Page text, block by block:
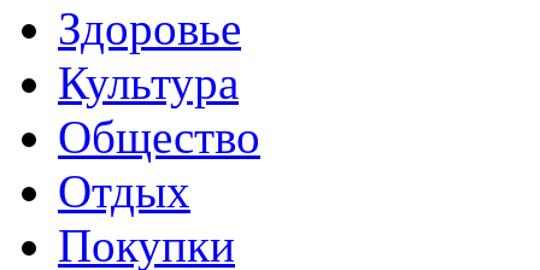
Здоровье
Культура
Общество
Отдых
Покупки